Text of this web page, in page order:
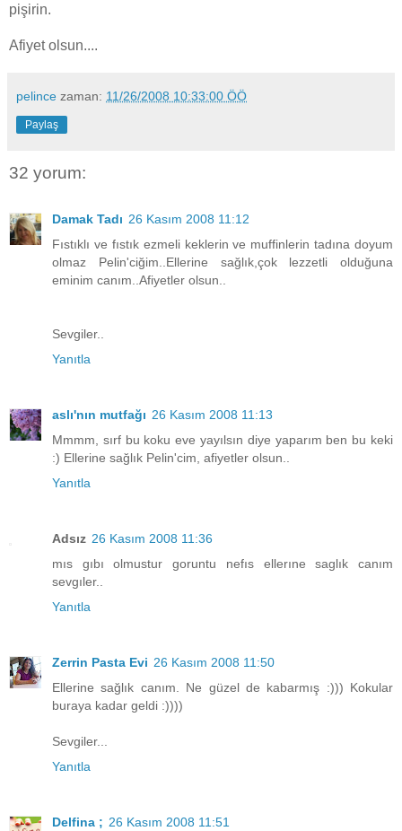
pişirin.
Afiyet olsun....
pelince zaman: 11/26/2008 10:33:00 ÖÖ
Paylaş
32 yorum:
Damak Tadı 26 Kasım 2008 11:12
Fıstıklı ve fıstık ezmeli keklerin ve muffinlerin tadına doyum
olmaz Pelin'ciğim..Ellerine sağlık,çok lezzetli olduğuna
eminim canım..Afiyetler olsun..
Sevgiler..
Yanıtla
aslı'nın mutfağı 26 Kasım 2008 11:13
Mmmm, sırf bu koku eve yayılsın diye yaparım ben bu keki
:) Ellerine sağlık Pelin'cim, afiyetler olsun..
Yanıtla
Adsız 26 Kasım 2008 11:36
mıs gıbı olmustur goruntu nefıs ellerıne saglık canım
sevgıler..
Yanıtla
Zerrin Pasta Evi 26 Kasım 2008 11:50
Ellerine sağlık canım. Ne güzel de kabarmış :))) Kokular
buraya kadar geldi :))))
Sevgiler...
Yanıtla
Delfina ; 26 Kasım 2008 11:51